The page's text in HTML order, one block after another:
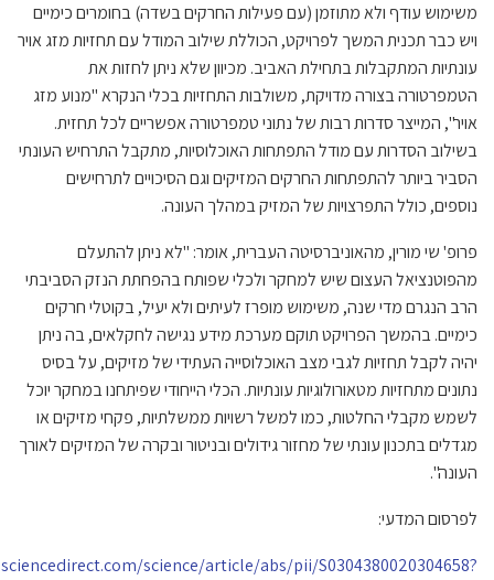
משימוש עודף ולא מתוזמן (עם פעילות החרקים בשדה) בחומרים כימיים
ויש כבר תכנית המשך לפרויקט, הכוללת שילוב המודל עם תחזיות מזג אויר
עונתיות המתקבלות בתחילת האביב. מכיוון שלא ניתן לחזות את
הטמפרטורה בצורה מדויקת, משולבות התחזיות בכלי הנקרא "מנוע מזג
אויר", המייצר סדרות רבות של נתוני טמפרטורה אפשריים לכל תחזית.
בשילוב הסדרות עם מודל התפתחות האוכלוסיות, מתקבל התרחיש העונתי
הסביר ביותר להתפתחות החרקים המזיקים וגם הסיכויים לתרחישים
נוספים, כולל התפרצויות של המזיק במהלך העונה.
פרופ' שי מורין, מהאוניברסיטה העברית, אומר: "לא ניתן להתעלם
מהפוטנציאל העצום שיש למחקר ולכלי שפותח בהפחתת הנזק הסביבתי
הרב הנגרם מדי שנה, משימוש מופרז לעיתים ולא יעיל, בקוטלי חרקים
כימיים. בהמשך הפרויקט תוקם מערכת מידע נגישה לחקלאים, בה ניתן
יהיה לקבל תחזיות לגבי מצב האוכלוסייה העתידי של מזיקים, על בסיס
נתונים מתחזיות מטאורולוגיות עונתיות. הכלי הייחודי שפיתחנו במחקר יוכל
לשמש מקבלי החלטות, כמו למשל רשויות ממשלתיות, פקחי מזיקים או
מגדלים בתכנון עונתי של מחזור גידולים ובניטור ובקרה של המזיקים לאורך
העונה".
לפרסום המדעי:
science/article/abs/pii/S0304380020304658?